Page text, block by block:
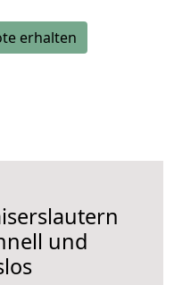
erhalten
und